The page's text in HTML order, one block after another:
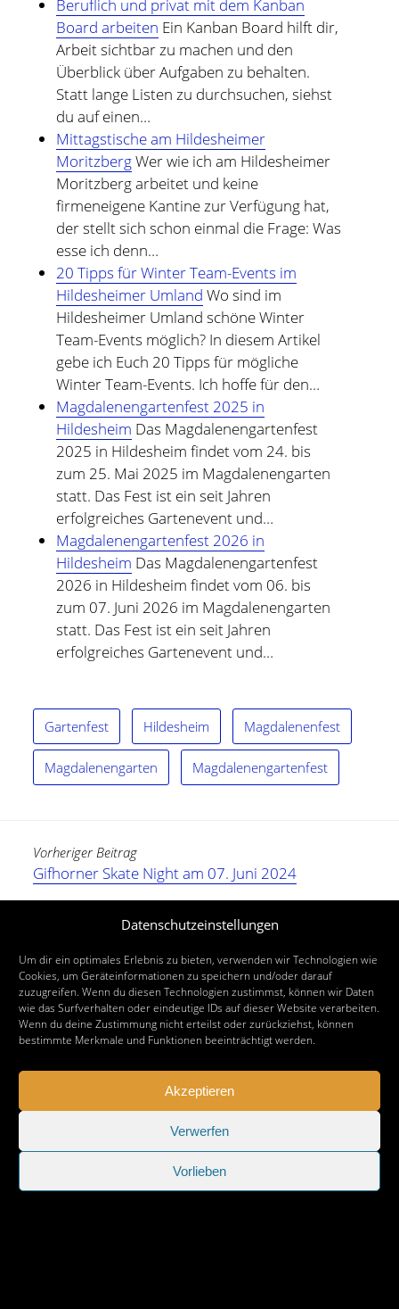
Datenschutzeinstellungen
Um dir ein optimales Erlebnis zu bieten, verwenden wir Technologien wie
Cookies, um Geräteinformationen zu speichern und/oder darauf
zuzugreifen. Wenn du diesen Technologien zustimmst, können wir Daten
wie das Surfverhalten oder eindeutige IDs auf dieser Website verarbeiten.
Wenn du deine Zustimmung nicht erteilst oder zurückziehst, können
bestimmte Merkmale und Funktionen beeinträchtigt werden.
Akzeptieren
Verwerfen
Vorlieben
Beruflich und privat mit dem Kanban
Board arbeiten Ein Kanban Board hilft dir,
Arbeit sichtbar zu machen und den
Überblick über Aufgaben zu behalten.
Statt lange Listen zu durchsuchen, siehst
du auf einen…
Mittagstische am Hildesheimer
MoritzbergWer wie ich am Hildesheimer
Moritzberg arbeitet und keine
firmeneigene Kantine zur Verfügung hat,
der stellt sich schon einmal die Frage: Was
esse ich denn…
20 Tipps für Winter Team-Events im
Hildesheimer Umland Wo sind im
Hildesheimer Umland schöne Winter
Team-Events möglich? In diesem Artikel
gebe ich Euch 20 Tipps für mögliche
Winter Team-Events. Ich hoffe für den…
Magdalenengartenfest 2025 in
Hildesheim Das Magdalenengartenfest
2025 in Hildesheim findet vom 24. bis
zum 25. Mai 2025 im Magdalenengarten
statt. Das Fest ist ein seit Jahren
erfolgreiches Gartenevent und…
Magdalenengartenfest 2026 in
Hildesheim Das Magdalenengartenfest
2026 in Hildesheim findet vom 06. bis
zum 07. Juni 2026 im Magdalenengarten
statt. Das Fest ist ein seit Jahren
erfolgreiches Gartenevent und…
Gartenfest Hildesheim Magdalenenfest
Magdalenengarten Magdalenengartenfest
Vorheriger Beitrag
Gifhorner Skate Night am 07. Juni 2024
Nächster Beitrag
Notdienst-Rufnummern für Hildesheim